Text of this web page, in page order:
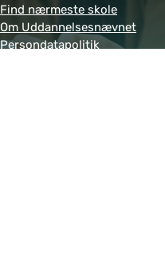
Find nærmeste skole
Om Uddannelsesnævnet
Persondatapolitik